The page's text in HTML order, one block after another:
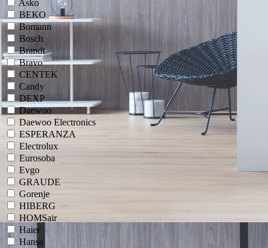
Asko
BEKO
Bomann
Bosch
Brandt
Bravo
CENTEK
Candy
DEXP
Daewoo
Daewoo Electronics
ESPERANZA
Electrolux
Eurosoba
Evgo
GRAUDE
Gorenje
HIBERG
HOMSair
Haier
Hansa